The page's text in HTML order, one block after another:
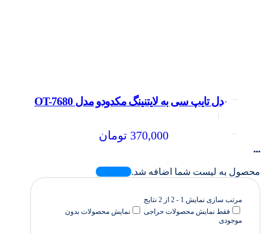
مبدل تایپ سی به لایتنینگ مکدودو مدل OT-7680
370,000 تومان
...
محصول به لیست شما اضافه شد.
مرتب سازی نمایش 1 - 2 از 2 نتایج
فقط نمایش محصولات حراجی
نمایش محصولات بدون
موجودی